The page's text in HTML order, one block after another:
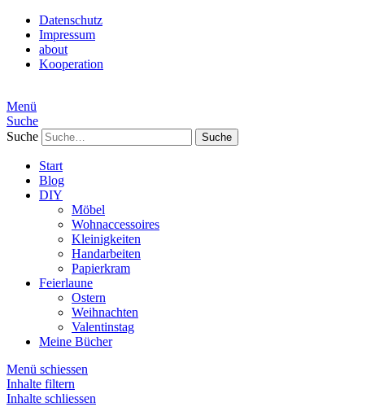
Datenschutz
Impressum
about
Kooperation
Menü
Suche
Suche
Start
Blog
DIY
Möbel
Wohnaccessoires
Kleinigkeiten
Handarbeiten
Papierkram
Feierlaune
Ostern
Weihnachten
Valentinstag
Meine Bücher
Menü schiessen
Inhalte filtern
Inhalte schliessen